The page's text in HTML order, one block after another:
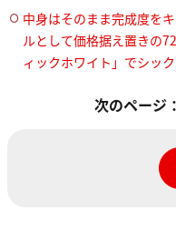
中身はそのまま完成度を
ルとして価格据え置きの
ィックホワイト」でシッ
次のページ